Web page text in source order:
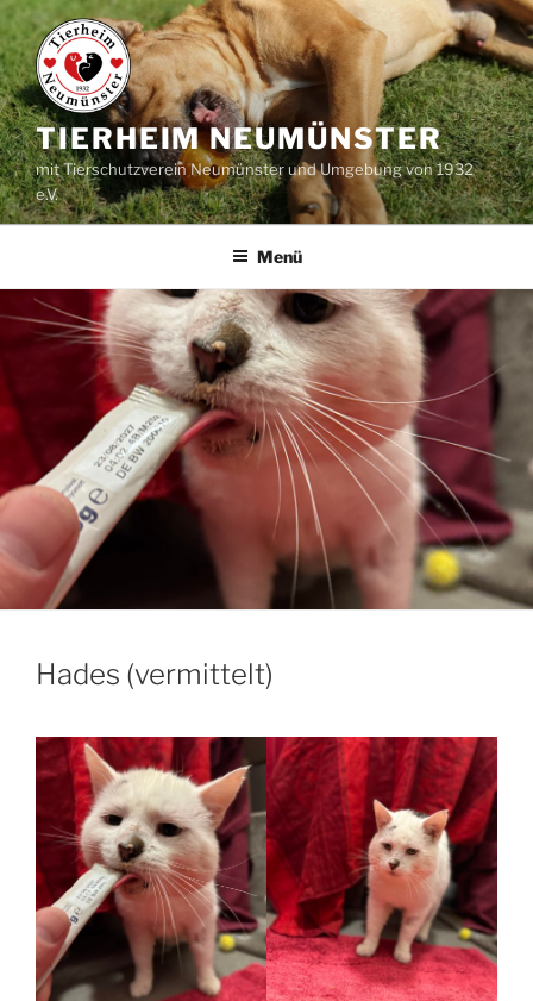
Zum
Inhalt
springen
TIERHEIM NEUMÜNSTER
mit Tierschutzverein Neumünster und Umgebung von 1932
e.V.
Menü
Hades (vermittelt)